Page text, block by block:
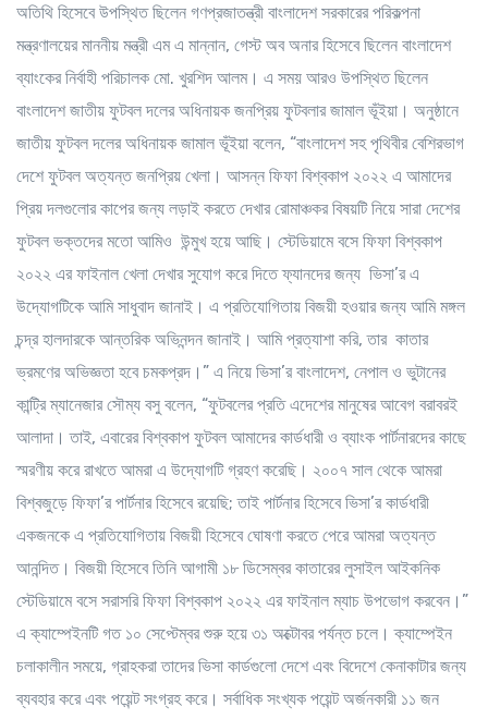
অতিথি হিসেবে উপস্থিত ছিলেন গণপ্রজাতন্ত্রী বাংলাদেশ সরকারের পরিকল্পনা
মন্ত্রণালয়ের মাননীয় মন্ত্রী এম এ মান্নান, গেস্ট অব অনার হিসেবে ছিলেন বাংলাদেশ
ব্যাংকের নির্বাহী পরিচালক মো. খুরশিদ আলম। এ সময় আরও উপস্থিত ছিলেন
বাংলাদেশ জাতীয় ফুটবল দলের অধিনায়ক জনপ্রিয় ফুটবলার জামাল ভূঁইয়া। অনুষ্ঠানে
জাতীয় ফুটবল দলের অধিনায়ক জামাল ভূঁইয়া বলেন, “বাংলাদেশ সহ পৃথিবীর বেশিরভাগ
দেশে ফুটবল অত্যন্ত জনপ্রিয় খেলা। আসন্ন ফিফা বিশ্বকাপ ২০২২ এ আমাদের
প্রিয় দলগুলোর কাপের জন্য লড়াই করতে দেখার রোমাঞ্চকর বিষয়টি নিয়ে সারা দেশের
ফুটবল ভক্তদের মতো আমিও উন্মুখ হয়ে আছি। স্টেডিয়ামে বসে ফিফা বিশ্বকাপ
২০২২ এর ফাইনাল খেলা দেখার ‍সুযোগ করে দিতে ফ্যানদের জন্য ভিসা’র এ
উদ্যোগটিকে আমি সাধুবাদ জানাই। এ প্রতিযোগিতায় বিজয়ী হওয়ার জন্য আমি মঙ্গল
চন্দ্র হালদারকে আন্তরিক অভিনন্দন জানাই। আমি প্রত্যাশা করি, তার কাতার
ভ্রমণের অভিজ্ঞতা হবে চমকপ্রদ।” এ নিয়ে ভিসা’র বাংলাদেশ, নেপাল ও ভুটানের
কান্ট্রি ম্যানেজার সৌম্য বসু বলেন, “ফুটবলের প্রতি এদেশের মানুষের আবেগ বরাবরই
আলাদা। তাই, এবারের বিশ্বকাপ ফুটবল আমাদের কার্ডধারী ও ব্যাংক পার্টনারদের কাছে
স্মরণীয় করে রাখতে আমরা এ উদ্যোগটি গ্রহণ করেছি। ২০০৭ সাল থেকে আমরা
বিশ্বজুড়ে ফিফা’র পার্টনার হিসেবে রয়েছি; তাই পার্টনার হিসেবে ভিসা’র কার্ডধারী
একজনকে এ প্রতিযোগিতায় বিজয়ী হিসেবে ঘোষণা করতে পেরে আমরা অত্যন্ত
আনন্দিত। বিজয়ী হিসেবে তিনি আগামী ১৮ ডিসেম্বর কাতারের লুসাইল আইকনিক
স্টেডিয়ামে বসে সরাসরি ফিফা বিশ্বকাপ ২০২২ এর ফাইনাল ম্যাচ উপভোগ করবেন।”
এ ক্যাম্পেইনটি গত ১০ সেপ্টেম্বর শুরু হয়ে ৩১ অক্টোবর পর্যন্ত চলে। ক্যাম্পেইন
চলাকালীন সময়ে, গ্রাহকরা তাদের ভিসা কার্ডগুলো দেশে এবং বিদেশে কেনাকাটার জন্য
ব্যবহার করে এবং পয়েন্ট সংগ্রহ করে। সর্বাধিক সংখ্যক পয়েন্ট অর্জনকারী ১১ জন